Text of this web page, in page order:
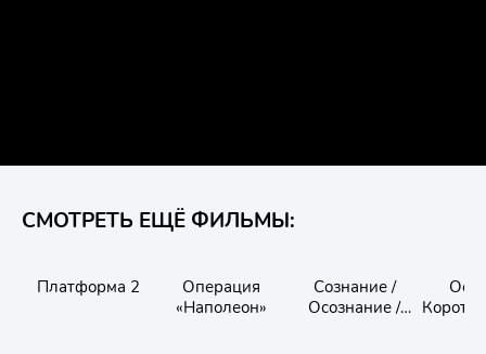
СМОТРЕТЬ ЕЩЁ ФИЛЬМЫ:
Платформа 2
Операция
«Наполеон»
Сознание /
Осознание /